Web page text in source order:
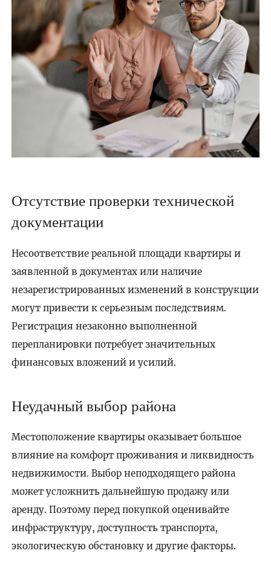
Отсутствие проверки технической
документации
Несоответствие реальной площади квартиры и
заявленной в документах или наличие
незарегистрированных изменений в конструкции
могут привести к серьезным последствиям.
Регистрация незаконно выполненной
перепланировки потребует значительных
финансовых вложений и усилий.
Неудачный выбор района
Местоположение квартиры оказывает большое
влияние на комфорт проживания и ликвидность
недвижимости. Выбор неподходящего района
может усложнить дальнейшую продажу или
аренду. Поэтому перед покупкой оценивайте
инфраструктуру, доступность транспорта,
экологическую обстановку и другие факторы.